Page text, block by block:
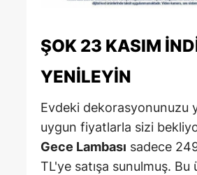
ŞOK 23 KASIM
YENILEYIN
Evdeki dekorasyonunuzu
uygun fiyatlarla sizi
Gece Lambası sadece
TL'ye satışa sunulmuş.